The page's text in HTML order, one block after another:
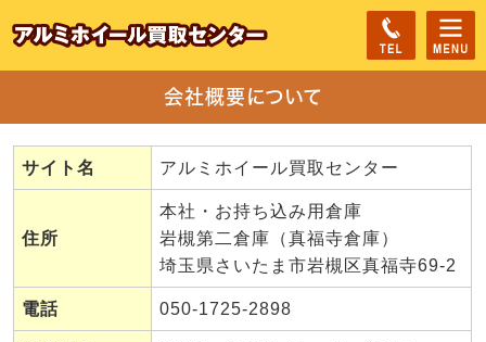
会社概要について
サイト名 アルミホイール買取センター
住所
本社・お持ち込み用倉庫
岩槻第二倉庫（真福寺倉庫）
埼玉県さいたま市岩槻区真福寺69-2
電話 050-1725-2898